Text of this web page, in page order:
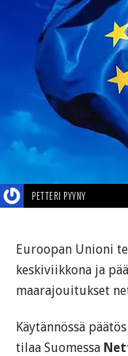
PETTERI PYYNY
Euroopan Unioni
keskiviikkona ja
maarajouitukset
Käytännössä
tilaa Suomessa